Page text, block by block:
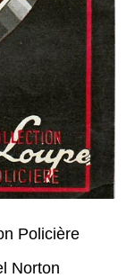
Policière
Norton